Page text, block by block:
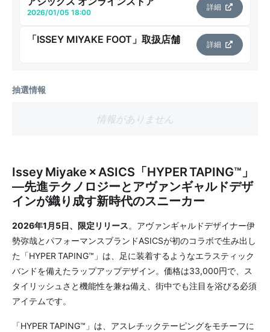
2026/01/05 18:00
詳細
「ISSEY MIYAKE FOOT」取扱店舗 詳細
抽選情報
情報がありません
Issey Miyake × ASICS「HYPER TAPING™︎」
—先進テクノロジーとアヴァンギャルドデザ
インが織り成す新時代のスニーカー
2026年1月5日、限定リリース。アヴァンギャルドデザイナー伊
勢弥哉とパフォーマンスブランドASICSが初のコラボで生み出し
た「HYPER TAPING™︎」は、足に装着するようなエラスティック
バンドを備えたラップアップデザイン。価格は33,000円で、ス
タイリッシュさと機能性を兼ね備え、街中でも注目を浴びる必須
アイテムです。
「HYPER TAPING™︎」は、アスレチックテーピングをモチーフに